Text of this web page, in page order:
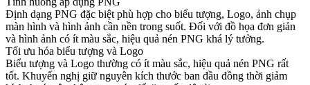
Định dạng PNG đặc biệt phù hợp cho biểu tượng, Logo, ảnh chụp
màn hình và hình ảnh cần nền trong suốt. Đối với đồ họa đơn giản
và hình ảnh có ít màu sắc, hiệu quả nén PNG khá lý tưởng.
Tối ưu hóa biểu tượng và Logo
Biểu tượng và Logo thường có ít màu sắc, hiệu quả nén PNG rất
tốt. Khuyến nghị giữ nguyên kích thước ban đầu đồng thời giảm